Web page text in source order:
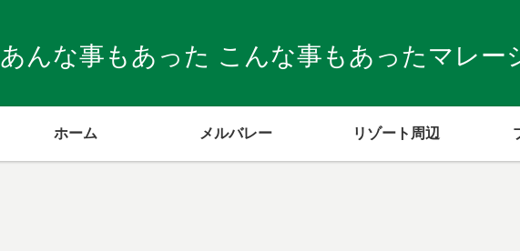
あんな事もあった こんな事もあったマレー
ホーム メルバレー リゾート周辺